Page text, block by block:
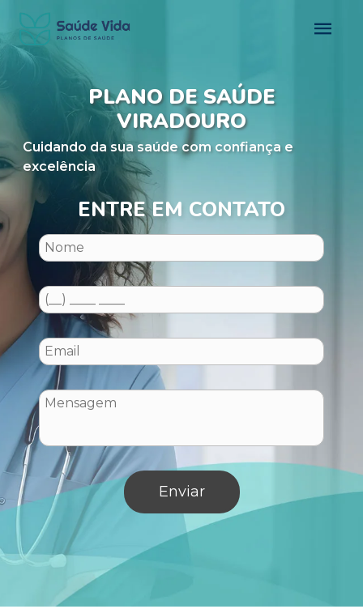
PLANO DE SAÚDE
VIRADOURO
Cuidando da sua saúde com confiança e
excelência
ENTRE EM CONTATO